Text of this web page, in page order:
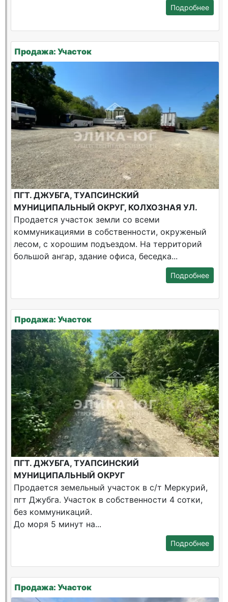
Подробнее
Продажа: Участок
ПГТ. ДЖУБГА, ТУАПСИНСКИЙ
МУНИЦИПАЛЬНЫЙ ОКРУГ, КОЛХОЗНАЯ УЛ.
Продается участок земли со всеми
коммуникациями в собственности, окруженый
лесом, с хорошим подъездом. На территорий
большой ангар, здание офиса, беседка...
Подробнее
Продажа: Участок
ПГТ. ДЖУБГА, ТУАПСИНСКИЙ
МУНИЦИПАЛЬНЫЙ ОКРУГ
Продается земельный участок в с/т Меркурий,
пгт Джубга. Участок в собственности 4 сотки,
без коммуникаций.
До моря 5 минут на...
Подробнее
Продажа: Участок